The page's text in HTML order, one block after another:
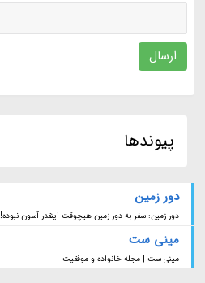
ارسال
پیوندها
دور زمین
دور زمین: سفر به دور زمین هیچوقت اینقدر آسون نبوده!
مینی ست
مینی ست | مجله خانواده و موفقیت